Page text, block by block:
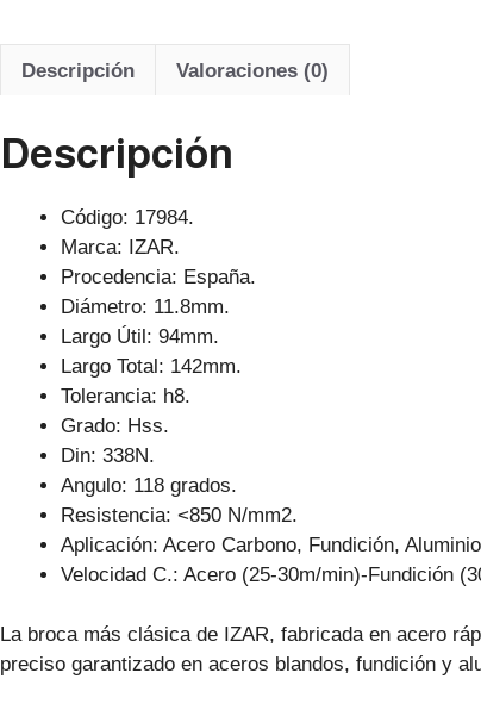
Descripción Valoraciones (0)
Descripción
Código: 17984.
Marca: IZAR.
Procedencia: España.
Diámetro: 11.8mm.
Largo Útil: 94mm.
Largo Total: 142mm.
Tolerancia: h8.
Grado: Hss.
Din: 338N.
Angulo: 118 grados.
Resistencia: <850 N/mm2.
Aplicación: Acero Carbono, Fundición,
Velocidad C.: Acero (25-30m/min)-Fundición
La broca más clásica de IZAR, fabricada en acero
preciso garantizado en aceros blandos, fundición y